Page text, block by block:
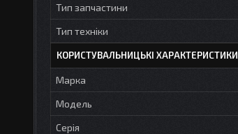
Тип запчастини
Тип техніки
КОРИСТУВАЛЬНИЦЬКІ ХАРАКТЕРИСТИКИ
Марка
Модель
Серія